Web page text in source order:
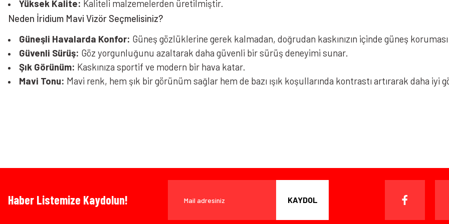
Yüksek Kalite: Kaliteli malzemelerden üretilmiştir.
Neden İridium Mavi Vizör Seçmelisiniz?
Güneşli Havalarda Konfor: Güneş gözlüklerine gerek kalmadan, doğrudan kaskınızın içinde güneş
Güvenli Sürüş: Göz yorgunluğunu azaltarak daha güvenli bir sürüş deneyimi sunar.
Şık Görünüm: Kaskınıza sportif ve modern bir hava katar.
Mavi Tonu: Mavi renk, hem şık bir görünüm sağlar hem de bazı ışık koşullarında kontrastı artırarak daha iyi
Ürün bilgilerinde hatalar bulunuyor.
Bu ürüne benzer farklı alternatifler olmalı.
olarak), faturası ile birlikte, satın alma tarihinden itibaren 14 gün içinde, kargo ücreti alıcı müşteriye ait olmak kaydıyla ürünü
Haber Listemize Kaydolun! KAYDOL